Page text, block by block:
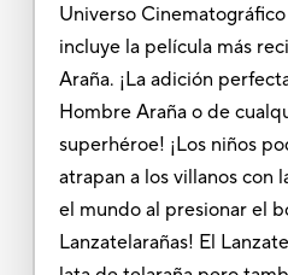
Universo
incluye la película más
Araña. ¡La adición
Hombre Araña o de
superhéroe! ¡Los niños
atrapan a los villanos con
el mundo al presionar el
Lanzatelarañas! El